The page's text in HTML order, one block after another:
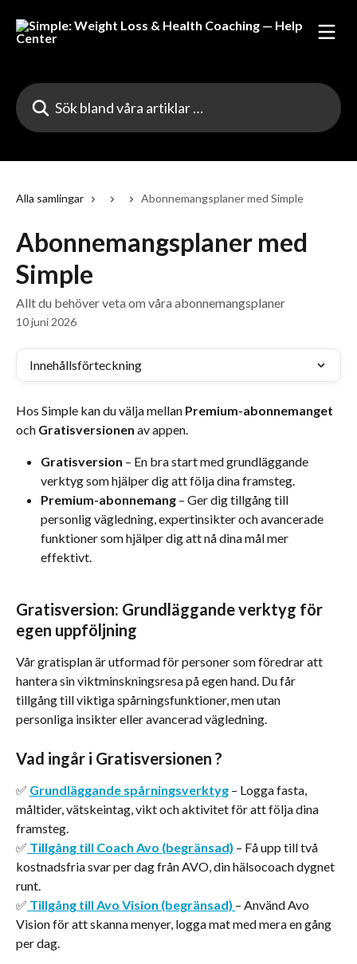
Sök bland våra artiklar …
Alla samlingar Abonnemangsplaner med Simple
Abonnemangsplaner med
Simple
Allt du behöver veta om våra abonnemangsplaner
10 juni 2026
Innehållsförteckning
Hos Simple kan du välja mellan Premium-abonnemanget
och Gratisversionen av appen.
Gratisversion – En bra start med grundläggande
verktyg som hjälper dig att följa dina framsteg.
Premium-abonnemang – Ger dig tillgång till
personlig vägledning, expertinsikter och avancerade
funktioner som hjälper dig att nå dina mål mer
effektivt.
Gratisversion: Grundläggande verktyg för
egen uppföljning
Vår gratisplan är utformad för personer som föredrar att
hantera sin viktminskningsresa på egen hand. Du får
tillgång till viktiga spårningsfunktioner, men utan
personliga insikter eller avancerad vägledning.
Vad ingår i Gratisversionen ?
✅ Grundläggande spårningsverktyg – Logga fasta,
måltider, vätskeintag, vikt och aktivitet för att följa dina
framsteg.
✅ Tillgång till Coach Avo (begränsad) – Få upp till två
kostnadsfria svar per dag från AVO, din hälsocoach dygnet
runt.
✅ Tillgång till Avo Vision (begränsad) – Använd Avo
Vision för att skanna menyer, logga mat med mera en gång
per dag.